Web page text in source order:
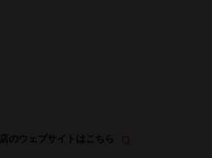
店のウェブサイトはこちら